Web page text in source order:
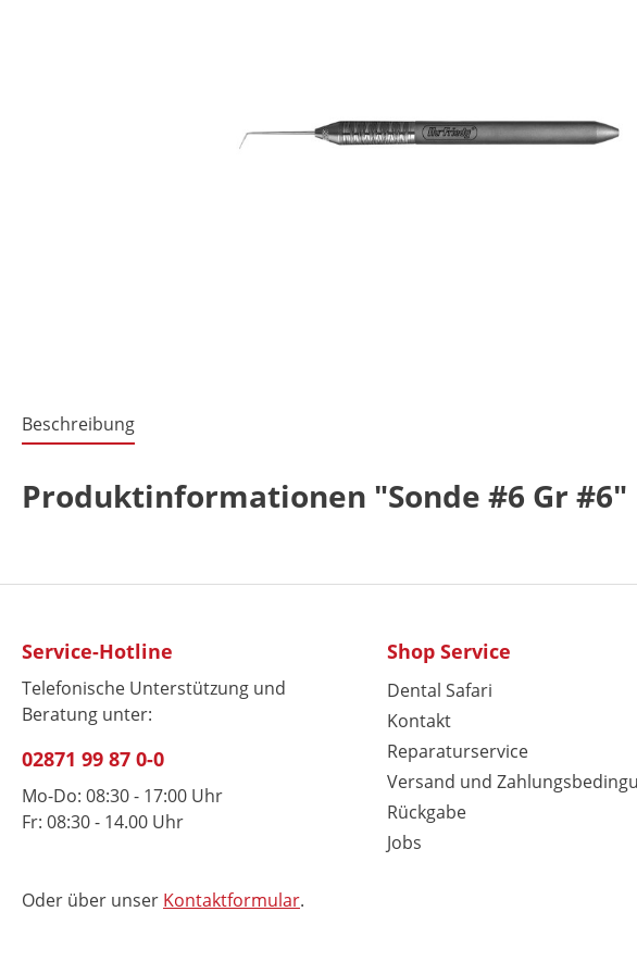
Beschreibung
Produktinformationen "Sonde #6 Gr #6"
Service-Hotline
Telefonische Unterstützung und
Beratung unter:
02871 99 87 0-0
Mo-Do: 08:30 - 17:00 Uhr
Fr: 08:30 - 14.00 Uhr
Oder über unser Kontaktformular.
Shop Service
Dental Safari
Kontakt
Reparaturservice
Versand und
Rückgabe
Jobs